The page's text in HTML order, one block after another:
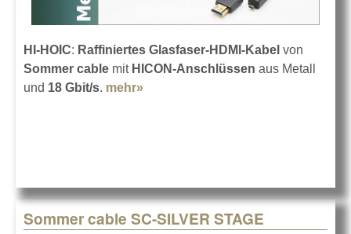
HI-HOIC: Raffiniertes Glasfaser-HDMI-Kabel von
Sommer cable mitHICON-Anschlüssen aus Metall
und 18 Gbit/s. mehr»
Sommer cable SC-SILVER STAGE